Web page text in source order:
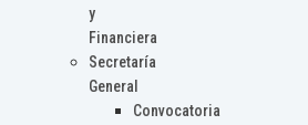
y
Financiera
Secretaría
General
Convocatoria